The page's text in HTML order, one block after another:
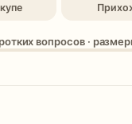
вопросов ·